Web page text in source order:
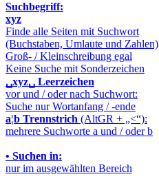
Suchbegriff:
xyz
Finde alle Seiten mit Suchwort
(Buchstaben, Umlaute und Zahlen)
Groß- / Kleinschreibung egal
Keine Suche mit Sonderzeichen
␣xyz␣ Leerzeichen
vor und / oder nach Suchwort:
Suche nur Wortanfang / -ende
a¦b Trennstrich (AltGR + „<“):
mehrere Suchworte a und / oder b
• Suchen in:
nur im ausgewählten Bereich